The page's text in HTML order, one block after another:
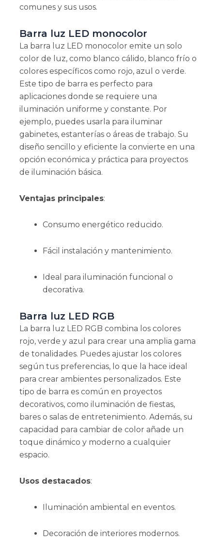
comunes y sus usos.
Barra luz LED monocolor
La barra luz LED monocolor emite un solo
color de luz, como blanco cálido, blanco frío o
colores específicos como rojo, azul o verde.
Este tipo de barra es perfecto para
aplicaciones donde se requiere una
iluminación uniforme y constante. Por
ejemplo, puedes usarla para iluminar
gabinetes, estanterías o áreas de trabajo. Su
diseño sencillo y eficiente la convierte en una
opción económica y práctica para proyectos
de iluminación básica.
Ventajas principales:
Consumo energético reducido.
Fácil instalación y mantenimiento.
Ideal para iluminación funcional o
decorativa.
Barra luz LED RGB
La barra luz LED RGB combina los colores
rojo, verde y azul para crear una amplia gama
de tonalidades. Puedes ajustar los colores
según tus preferencias, lo que la hace ideal
para crear ambientes personalizados. Este
tipo de barra es común en proyectos
decorativos, como iluminación de fiestas,
bares o salas de entretenimiento. Además, su
capacidad para cambiar de color añade un
toque dinámico y moderno a cualquier
espacio.
Usos destacados:
Iluminación ambiental en eventos.
Decoración de interiores modernos.